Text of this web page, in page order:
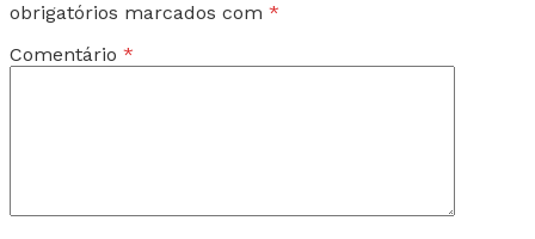
obrigatórios marcados com *
Comentário *